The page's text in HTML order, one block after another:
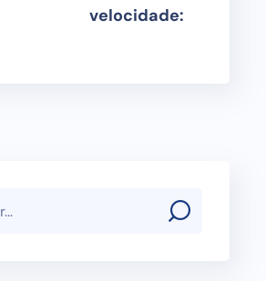
velocidade: